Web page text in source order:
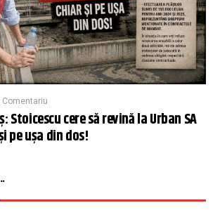
Comentariu
Stoicescu cere să revină la Urban SA
pe ușa din dos!